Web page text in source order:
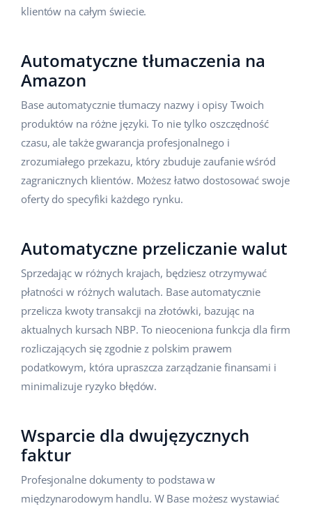
klientów na całym świecie.
Automatyczne tłumaczenia na
Amazon
Base automatycznie tłumaczy nazwy i opisy Twoich
produktów na różne języki. To nie tylko oszczędność
czasu, ale także gwarancja profesjonalnego i
zrozumiałego przekazu, który zbuduje zaufanie wśród
zagranicznych klientów. Możesz łatwo dostosować swoje
oferty do specyfiki każdego rynku.
Automatyczne przeliczanie walut
Sprzedając w różnych krajach, będziesz otrzymywać
płatności w różnych walutach. Base automatycznie
przelicza kwoty transakcji na złotówki, bazując na
aktualnych kursach NBP. To nieoceniona funkcja dla firm
rozliczających się zgodnie z polskim prawem
podatkowym, która upraszcza zarządzanie finansami i
minimalizuje ryzyko błędów.
Wsparcie dla dwujęzycznych
faktur
Profesjonalne dokumenty to podstawa w
międzynarodowym handlu. W Base możesz wystawiać